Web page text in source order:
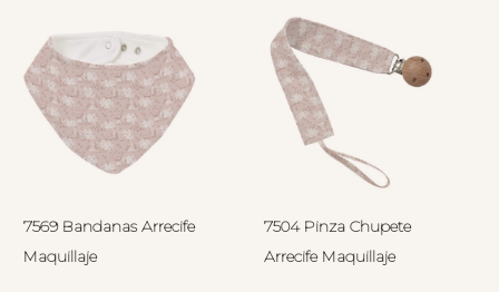
7569 Bandanas Arrecife
Maquillaje
7504 Pinza Chupete
Arrecife Maquillaje